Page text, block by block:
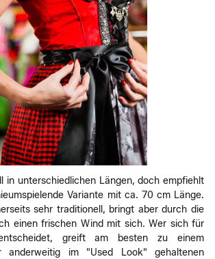
in unterschiedlichen Längen, doch empfiehlt
Variante mit ca. 70 cm Länge.
sehr traditionell, bringt aber durch die
einen frischen Wind mit sich. Wer sich für
greift am besten zu einem
anderweitig im "Used Look" gehaltenen